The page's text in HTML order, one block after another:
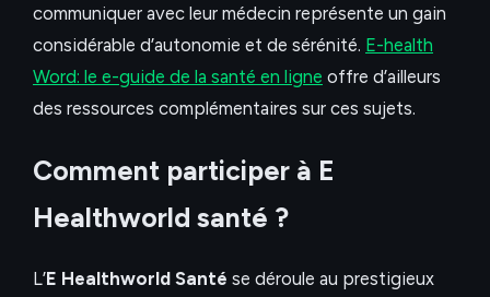
communiquer avec leur médecin représente un gain
considérable d’autonomie et de sérénité. E-health
Word: le e-guide de la santé en ligne offre d’ailleurs
des ressources complémentaires sur ces sujets.
Comment participer à E
Healthworld santé ?
L’E Healthworld Santé se déroule au prestigieux